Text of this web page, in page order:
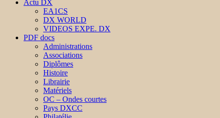
Actu DX
EA1CS
DX WORLD
VIDEOS EXPE. DX
PDF docs
Administrations
Associations
Diplômes
Histoire
Librairie
Matériels
OC – Ondes courtes
Pays DXCC